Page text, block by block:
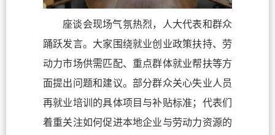
座谈会现场气氛热烈，人大代表和群众
踊跃发言。大家围绕就业创业政策扶持、劳
动力市场供需匹配、重点群体就业帮扶等方
面提出问题和建议。部分群众关心失业人员
再就业培训的具体项目与补贴标准；代表们
着重关注如何促进本地企业与劳动力资源的